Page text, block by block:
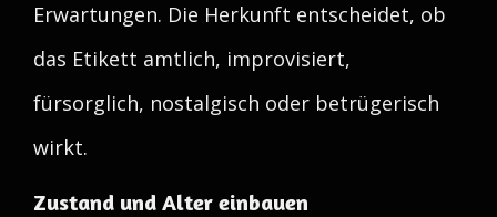
Erwartungen. Die Herkunft entscheidet, ob
das Etikett amtlich, improvisiert,
fürsorglich, nostalgisch oder betrügerisch
wirkt.
Zustand und Alter einbauen